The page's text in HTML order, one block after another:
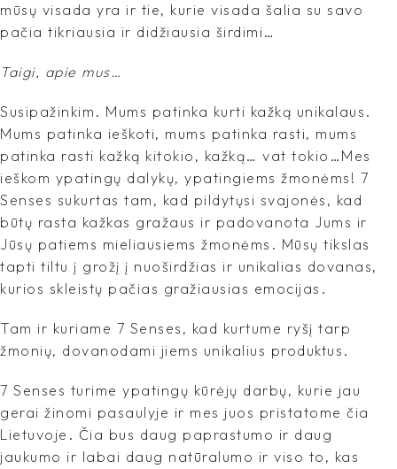
mūsų visada yra ir tie, kurie visada šalia su savo
pačia tikriausia ir didžiausia širdimi…
Taigi, apie mus…
Susipažinkim. Mums patinka kurti kažką unikalaus.
Mums patinka ieškoti, mums patinka rasti, mums
patinka rasti kažką kitokio, kažką… vat tokio…Mes
ieškom ypatingų dalykų, ypatingiems žmonėms! 7
Senses sukurtas tam, kad pildytųsi svajonės, kad
būtų rasta kažkas gražaus ir padovanota Jums ir
Jūsų patiems mieliausiems žmonėms. Mūsų tikslas
tapti tiltu į grožį į nuoširdžias ir unikalias dovanas,
kurios skleistų pačias gražiausias emocijas.
Tam ir kuriame 7 Senses, kad kurtume ryšį tarp
žmonių, dovanodami jiems unikalius produktus.
7 Senses turime ypatingų kūrėjų darbų, kurie jau
gerai žinomi pasaulyje ir mes juos pristatome čia
Lietuvoje. Čia bus daug paprastumo ir daug
jaukumo ir labai daug natūralumo ir viso to, kas